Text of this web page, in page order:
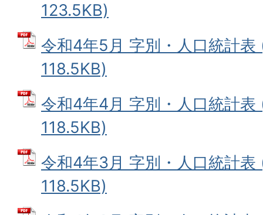
123.5KB)
令和4年5月 字別・人口統計表
118.5KB)
令和4年4月 字別・人口統計表
118.5KB)
令和4年3月 字別・人口統計表
118.5KB)